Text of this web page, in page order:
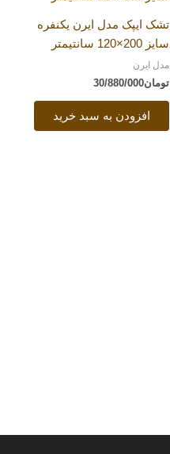
تشک ایپک مدل ایرن یکنفره
سایز 200×120 سانتیمتر
مدل ایرن
تومان30/880/000
افزودن به سبد خرید